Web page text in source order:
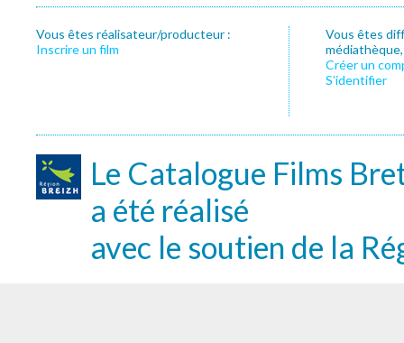
Vous êtes réalisateur/producteur :
Inscrire un film
Vous êtes
Créer un
S’identifier
Le Catalogue Films
a été réalisé
avec le soutien de la